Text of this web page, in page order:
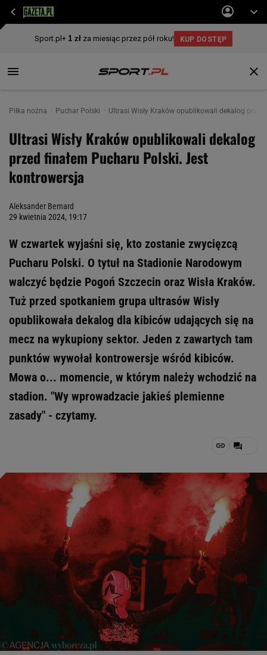
Piłka nożna Puchar Polski Ultrasi Wisły Kraków opublikowali dekalog
Ultrasi Wisły Kraków opublikowali dekalog
przed finałem Pucharu Polski. Jest
kontrowersja
Aleksander Bernard
29 kwietnia 2024, 19:17
W czwartek wyjaśni się, kto zostanie zwycięzcą
Pucharu Polski. O tytuł na Stadionie Narodowym
walczyć będzie Pogoń Szczecin oraz Wisła Kraków.
Tuż przed spotkaniem grupa ultrasów Wisły
opublikowała dekalog dla kibiców udających się na
mecz na wykupiony sektor. Jeden z zawartych tam
punktów wywołał kontrowersje wśród kibiców.
Mowa o... momencie, w którym należy wchodzić na
stadion. "Wy wprowadzacie jakieś plemienne
zasady" - czytamy.